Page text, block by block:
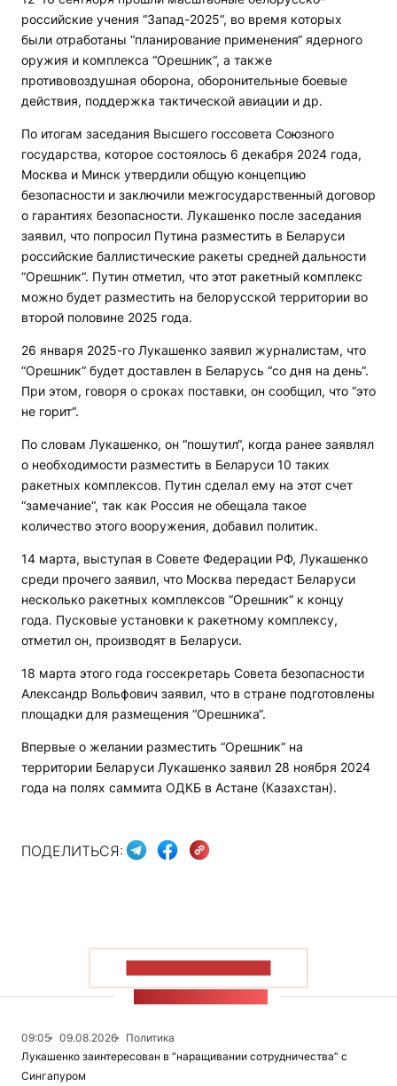
российские учения “Запад-2025“, во время которых
были отработаны “планирование применения“ ядерного
оружия и комплекса “Орешник“, а также
противовоздушная оборона, оборонительные боевые
действия, поддержка тактической авиации и др.
По итогам заседания Высшего госсовета Союзного
государства, которое состоялось 6 декабря 2024 года,
Москва и Минск утвердили общую концепцию
безопасности и заключили межгосударственный договор
о гарантиях безопасности. Лукашенко после заседания
заявил, что попросил Путина разместить в Беларуси
российские баллистические ракеты средней дальности
“Орешник“. Путин отметил, что этот ракетный комплекс
можно будет разместить на белорусской территории во
второй половине 2025 года.
26 января 2025-го Лукашенко заявил журналистам, что
“Орешник“ будет доставлен в Беларусь “со дня на день“.
При этом, говоря о сроках поставки, он сообщил, что “это
не горит“.
По словам Лукашенко, он “пошутил“, когда ранее заявлял
о необходимости разместить в Беларуси 10 таких
ракетных комплексов. Путин сделал ему на этот счет
“замечание“, так как Россия не обещала такое
количество этого вооружения, добавил политик.
14 марта, выступая в Совете Федерации РФ, Лукашенко
среди прочего заявил, что Москва передаст Беларуси
несколько ракетных комплексов “Орешник“ к концу
года. Пусковые установки к ракетному комплексу,
отметил он, производят в Беларуси.
18 марта этого года госсекретарь Совета безопасности
Александр Вольфович заявил, что в стране подготовлены
площадки для размещения “Орешника“.
Впервые о желании разместить “Орешник“ на
территории Беларуси Лукашенко заявил 28 ноября 2024
года на полях саммита ОДКБ в Астане (Казахстан).
ПОДЕЛИТЬСЯ:
09:05 09.08.2026
Политика
Лукашенко заинтересован в “наращивании сотрудничества” с
Сингапуром